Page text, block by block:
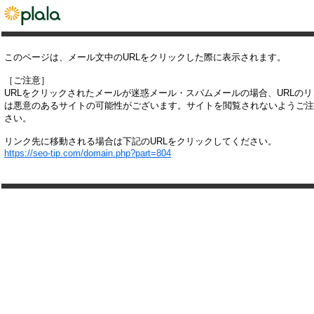
このページは、メール文中のURLをクリックした際に表示されます。
［ご注意］
URLをクリックされたメールが迷惑メール・スパムメールの場合、URLの
は悪意のあるサイトの可能性がございます。サイトを閲覧されないようご
さい。
リンク先に移動される場合は下記のURLをクリックしてください。
https://seo-tip.com/domain.php?part=804